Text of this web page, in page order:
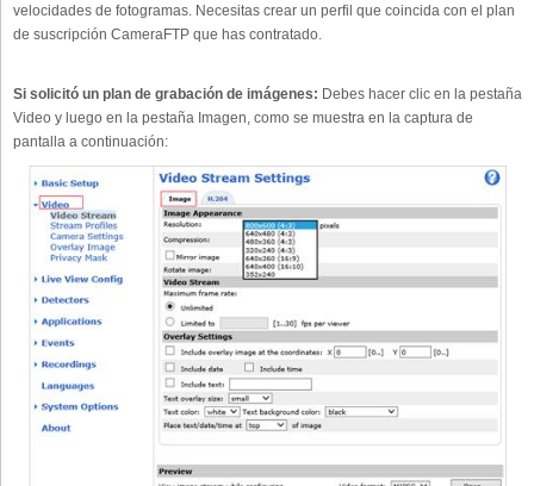
velocidades de fotogramas. Necesitas crear un perfil que coincida con el plan
de suscripción CameraFTP que has contratado.
Si solicitó un plan de grabación de imágenes: Debes hacer clic en la pestaña
Video y luego en la pestaña Imagen, como se muestra en la captura de
pantalla a continuación: